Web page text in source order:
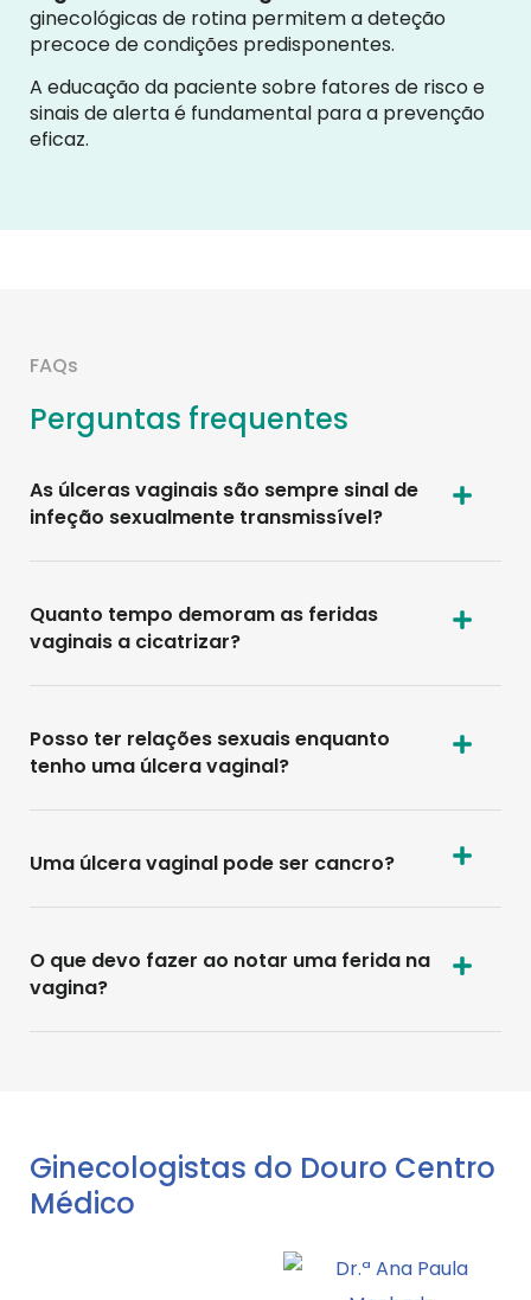
ginecológicas de rotina permitem a deteção
precoce de condições predisponentes.
A educação da paciente sobre fatores de risco e
sinais de alerta é fundamental para a prevenção
eficaz.
FAQs
Perguntas frequentes
As úlceras vaginais são sempre sinal de
infeção sexualmente transmissível?
Quanto tempo demoram as feridas
vaginais a cicatrizar?
Posso ter relações sexuais enquanto
tenho uma úlcera vaginal?
Uma úlcera vaginal pode ser cancro?
O que devo fazer ao notar uma ferida na
vagina?
Ginecologistas do Douro Centro
Médico